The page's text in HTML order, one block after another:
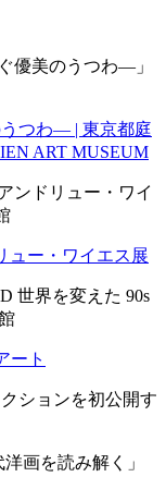
優美のうつわ―」
つわ― | 東京都庭
ART MUSEUM
ンドリュー・ワイ
ー・ワイエス展
世界を変えた 90s
ート
ションを初公開す
画を読み解く」